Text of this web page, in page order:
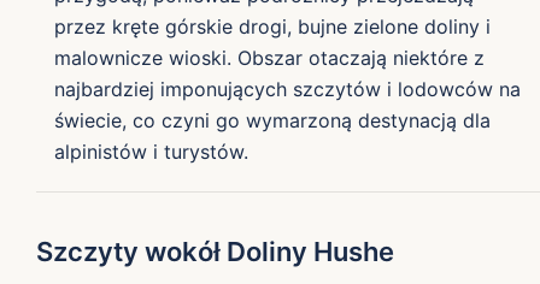
przez kręte górskie drogi, bujne zielone doliny i
malownicze wioski. Obszar otaczają niektóre z
najbardziej imponujących szczytów i lodowców na
świecie, co czyni go wymarzoną destynacją dla
alpinistów i turystów.
Szczyty wokół Doliny Hushe